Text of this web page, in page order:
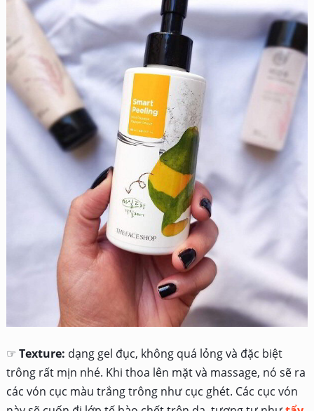
☞ Texture: dạng gel đục, không quá lỏng và đặc biệt
trông rất mịn nhé. Khi thoa lên mặt và massage, nó sẽ ra
các vón cục màu trắng trông như cục ghét. Các cục vón